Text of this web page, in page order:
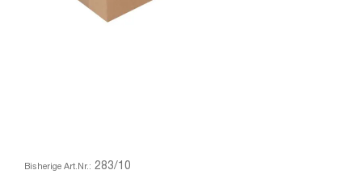
Bisherige Art.Nr.: 283/10